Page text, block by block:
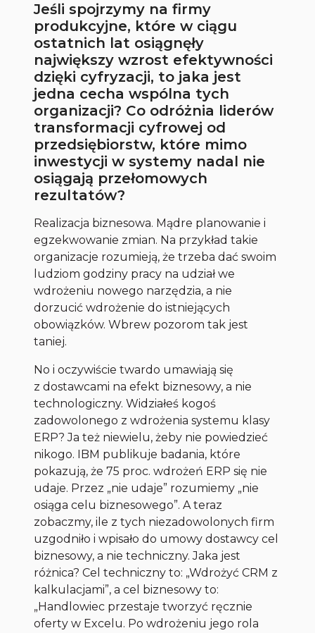
Jeśli spojrzymy na firmy
produkcyjne, które w ciągu
ostatnich lat osiągnęły
największy wzrost efektywności
dzięki cyfryzacji, to jaka jest
jedna cecha wspólna tych
organizacji? Co odróżnia liderów
transformacji cyfrowej od
przedsiębiorstw, które mimo
inwestycji w systemy nadal nie
osiągają przełomowych
rezultatów?
Realizacja biznesowa. Mądre planowanie i
egzekwowanie zmian. Na przykład takie
organizacje rozumieją, że trzeba dać swoim
ludziom godziny pracy na udział we
wdrożeniu nowego narzędzia, a nie
dorzucić wdrożenie do istniejących
obowiązków. Wbrew pozorom tak jest
taniej.
No i oczywiście twardo umawiają się
z dostawcami na efekt biznesowy, a nie
technologiczny. Widziałeś kogoś
zadowolonego z wdrożenia systemu klasy
ERP? Ja też niewielu, żeby nie powiedzieć
nikogo. IBM publikuje badania, które
pokazują, że 75 proc. wdrożeń ERP się nie
udaje. Przez „nie udaje” rozumiemy „nie
osiąga celu biznesowego”. A teraz
zobaczmy, ile z tych niezadowolonych firm
uzgodniło i wpisało do umowy dostawcy cel
biznesowy, a nie techniczny. Jaka jest
różnica? Cel techniczny to: „Wdrożyć CRM z
kalkulacjami”, a cel biznesowy to:
„Handlowiec przestaje tworzyć ręcznie
oferty w Excelu. Po wdrożeniu jego rola